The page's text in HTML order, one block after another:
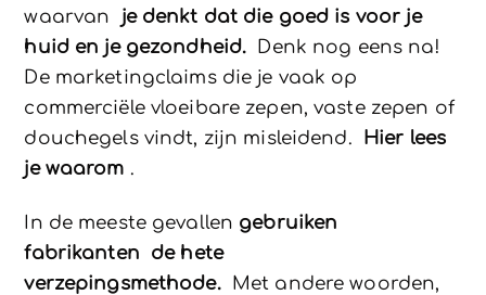
waarvan je denkt dat die goed is voor je
huid en je gezondheid. Denk nog eens na!
De marketingclaims die je vaak op
commerciële vloeibare zepen, vaste zepen of
douchegels vindt, zijn misleidend. Hier lees
je waarom .
In de meeste gevallen gebruiken
fabrikanten
de hete
verzepingsmethode.Met andere woorden,